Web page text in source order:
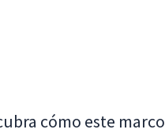
cómo este marco